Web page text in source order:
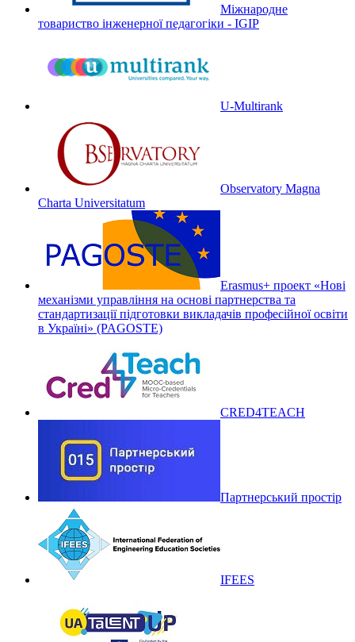
Міжнародне
товариство інженерної педагогіки - IGIP
U-Multirank
Observatory Magna
Charta Universitatum
Erasmus+ проект «Нові
механізми управління на основі партнерства та
стандартизації підготовки викладачів професійної освіти
в Україні» (PAGOSTE)
CRED4TEACH
Партнерський простір
IFEES